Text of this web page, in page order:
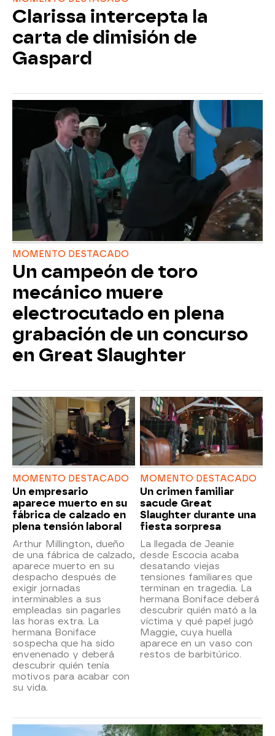
Clarissa intercepta la
carta de dimisión de
Gaspard
MOMENTO DESTACADO
Un campeón de toro
mecánico muere
electrocutado en plena
grabación de un concurso
en Great Slaughter
MOMENTO DESTACADO
Un empresario
aparece muerto en su
fábrica de calzado en
plena tensión laboral
Arthur Millington, dueño
de una fábrica de calzado,
aparece muerto en su
despacho después de
exigir jornadas
interminables a sus
empleadas sin pagarles
las horas extra. La
hermana Boniface
sospecha que ha sido
envenenado y deberá
descubrir quién tenía
motivos para acabar con
su vida.
MOMENTO DESTACADO
Un crimen familiar
sacude Great
Slaughter durante una
fiesta sorpresa
La llegada de Jeanie
desde Escocia acaba
desatando viejas
tensiones familiares que
terminan en tragedia. La
hermana Boniface deberá
descubrir quién mató a la
víctima y qué papel jugó
Maggie, cuya huella
aparece en un vaso con
restos de barbitúrico.